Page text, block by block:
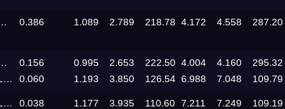
Racepark
06.09.2026
RDRC
27.08.2026
RIDER RDRC Technology 0.386 1.089 2.789 218.78 4.172 4.558 287.20
SINIY MaxRide Motorsport 0.156 0.995 2.653 222.50 4.004 4.160 295.32
Top Metanol Dragster Lucifer RDRC Technology 0.060 1.193 3.850 126.54 6.988 7.048 109.79
Top Metanol Dragster Lucifer RDRC Technology 0.038 1.177 3.935 110.60 7.211 7.249 109.19